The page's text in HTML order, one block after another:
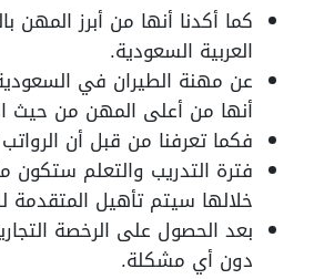
كما أكدنا أنها من أبرز المهن
العربية السعودية.
عن مهنة الطيران في
أنها من أعلى المهن من حيث
فكما تعرفنا من قبل أن
فترة التدريب والتعلم ستكون
خلالها سيتم تأهيل
بعد الحصول على الرخصة
دون أي مشكلة.